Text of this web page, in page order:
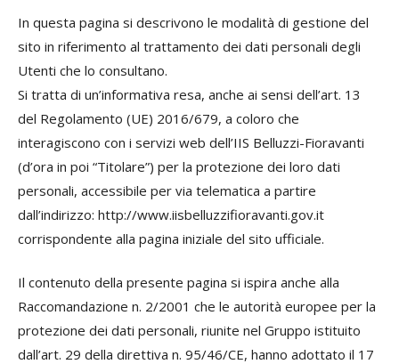
In questa pagina si descrivono le modalità di gestione del
sito in riferimento al trattamento dei dati personali degli
Utenti che lo consultano.
Si tratta di un’informativa resa, anche ai sensi dell’art. 13
del Regolamento (UE) 2016/679, a coloro che
interagiscono con i servizi web dell’IIS Belluzzi-Fioravanti
(d’ora in poi “Titolare”) per la protezione dei loro dati
personali, accessibile per via telematica a partire
dall’indirizzo: http://www.iisbelluzzifioravanti.gov.it
corrispondente alla pagina iniziale del sito ufficiale.
Il contenuto della presente pagina si ispira anche alla
Raccomandazione n. 2/2001 che le autorità europee per la
protezione dei dati personali, riunite nel Gruppo istituito
dall’art. 29 della direttiva n. 95/46/CE, hanno adottato il 17